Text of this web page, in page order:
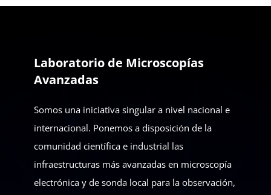
Laboratorio de Microscopías
Avanzadas
Somos una iniciativa singular a nivel nacional e
internacional. Ponemos a disposición de la
comunidad científica e industrial las
infraestructuras más avanzadas en microscopía
electrónica y de sonda local para la observación,